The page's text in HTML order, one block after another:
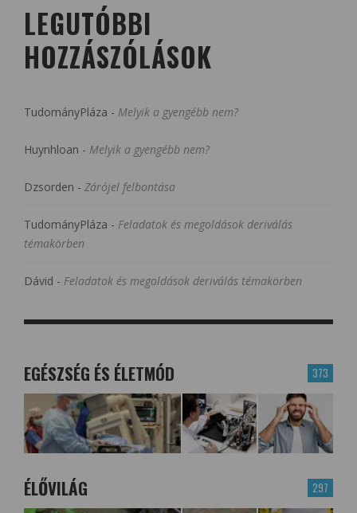
LEGUTÓBBI
HOZZÁSZÓLÁSOK
TudományPláza - Melyik a gyengébb nem?
Huynhloan - Melyik a gyengébb nem?
Dzsorden - Zárójel felbontása
TudományPláza - Feladatok és megoldások deriválás
témakörben
Dávid - Feladatok és megoldások deriválás témakörben
373
EGÉSZSÉG ÉS ÉLETMÓD
297
ÉLŐVILÁG